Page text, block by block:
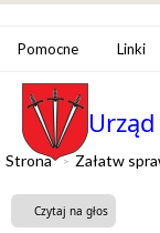
Pomocne Linki
Strona Załatw
Czytaj na głos